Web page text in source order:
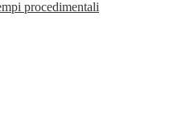
procedimentali